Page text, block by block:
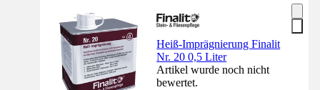
Heiß-Imprägnierung Finalit
Nr. 20 0,5 Liter
Artikel wurde noch nicht
bewertet.